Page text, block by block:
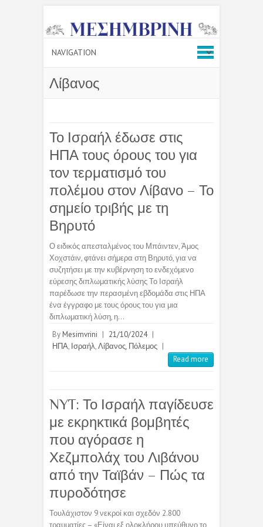
Λίβανος
Το Ισραήλ έδωσε στις
ΗΠΑ τους όρους του για
τον τερματισμό του
πολέμου στον Λίβανο – Το
σημείο τριβής με τη
Βηρυτό
Ο ειδικός απεσταλμένος του Μπάιντεν, Άμος
Χοχστάιν, φτάνει σήμερα στη Βηρυτό, για να
συζητήσει με την κυβέρνηση το ενδεχόμενο
εύρεσης διπλωματικής λύσης Το Ισραήλ
παρέδωσε την περασμένη εβδομάδα στις ΗΠΑ
ένα έγγραφο με τους όρους του για μια
διπλωματική λύση, η…
By Mesimvrini | 21/10/2024 |
ΗΠΑ, Ισραήλ,Λίβανος, Πόλεμος |
Read more
NYT: Το Ισραήλ παγίδευσε
με εκρηκτικά βομβητές
που αγόρασε η
Χεζμπολάχ του Λιβάνου
από την Ταϊβάν – Πώς τα
πυροδότησε
Τουλάχιστον 9 νεκροί και σχεδόν 2.800
τραυματίες – «Είναι εξ ολοκλήρου υπεύθυνο το